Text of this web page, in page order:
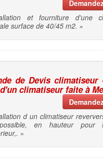
et fourniture d'une
surface de 40/45 m2. »
de Devis
climatiseur faite à
d un climatiseur
en hauteur pour
»